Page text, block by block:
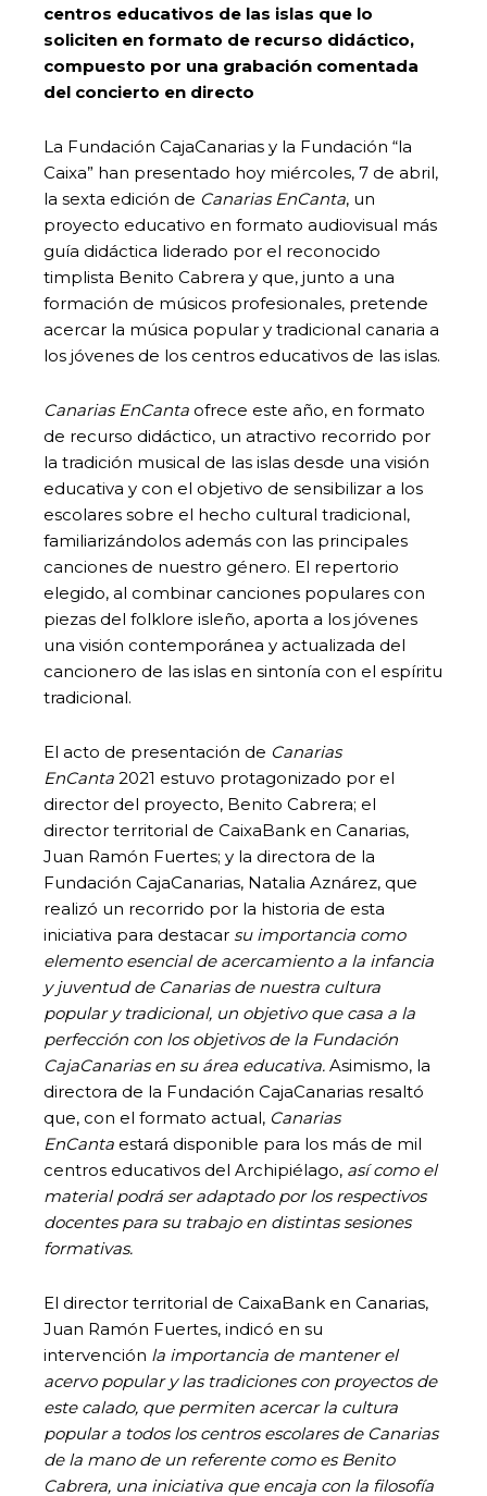
centros educativos de las islas que lo
soliciten en formato de recurso didáctico,
compuesto por una grabación comentada
del concierto en directo
La Fundación CajaCanarias y la Fundación “la
Caixa” han presentado hoy miércoles, 7 de abril,
la sexta edición de Canarias EnCanta, un
proyecto educativo en formato audiovisual más
guía didáctica liderado por el reconocido
timplista Benito Cabrera y que, junto a una
formación de músicos profesionales, pretende
acercar la música popular y tradicional canaria a
los jóvenes de los centros educativos de las islas.
Canarias EnCanta ofrece este año, en formato
de recurso didáctico, un atractivo recorrido por
la tradición musical de las islas desde una visión
educativa y con el objetivo de sensibilizar a los
escolares sobre el hecho cultural tradicional,
familiarizándolos además con las principales
canciones de nuestro género. El repertorio
elegido, al combinar canciones populares con
piezas del folklore isleño, aporta a los jóvenes
una visión contemporánea y actualizada del
cancionero de las islas en sintonía con el espíritu
tradicional.
El acto de presentación de Canarias
EnCanta 2021 estuvo protagonizado por el
director del proyecto, Benito Cabrera; el
director territorial de CaixaBank en Canarias,
Juan Ramón Fuertes; y la directora de la
Fundación CajaCanarias, Natalia Aznárez, que
realizó un recorrido por la historia de esta
iniciativa para destacar su importancia como
elemento esencial de acercamiento a la infancia
y juventud de Canarias de nuestra cultura
popular y tradicional, un objetivo que casa a la
perfección con los objetivos de la Fundación
CajaCanarias en su área educativa. Asimismo, la
directora de la Fundación CajaCanarias resaltó
que, con el formato actual, Canarias
EnCanta estará disponible para los más de mil
centros educativos del Archipiélago, así como el
material podrá ser adaptado por los respectivos
docentes para su trabajo en distintas sesiones
formativas.
El director territorial de CaixaBank en Canarias,
Juan Ramón Fuertes, indicó en su
intervención la importancia de mantener el
acervo popular y las tradiciones con proyectos de
este calado, que permiten acercar la cultura
popular a todos los centros escolares de Canarias
de la mano de un referente como es Benito
Cabrera, una iniciativa que encaja con la filosofía